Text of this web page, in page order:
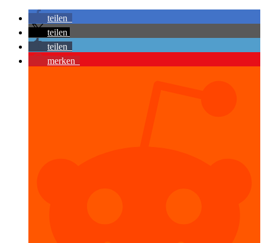
teilen
teilen
teilen
merken